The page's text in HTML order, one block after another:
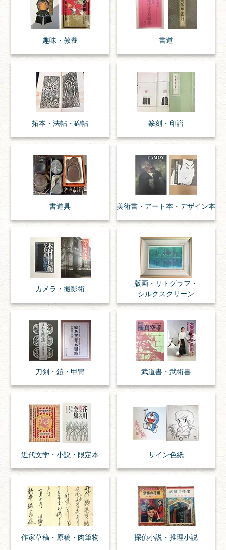
趣味・ 教養 書道
拓本・法帖・ 碑帖 篆刻・印譜
書道具 美術書・アート本・ デザイン本
カメラ・撮影術
版画・リトグラフ・
シルクスクリーン
刀剣・ 鎧・ 甲冑 武道書・ 武術書
近代文学・ 小説・限定本 サイン色紙
作家草稿・原稿・ 肉筆物 探偵小説・ 推理小説